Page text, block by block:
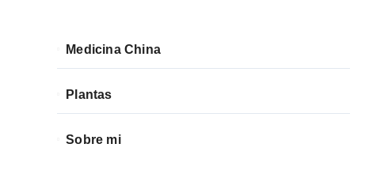
Medicina China
Plantas
Sobre mi